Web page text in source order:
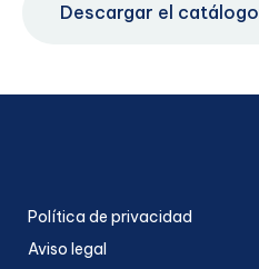
Descargar el catálogo
Política de privacidad
Aviso legal